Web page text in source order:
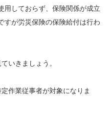
用しておらず、保険関係が成立
すが労災保険の保険給付は行わ
いきましょう。
作業従事者が対象になりま